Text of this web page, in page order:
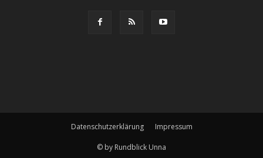
Datenschutzerklärung Impressum
© by Rundblick Unna